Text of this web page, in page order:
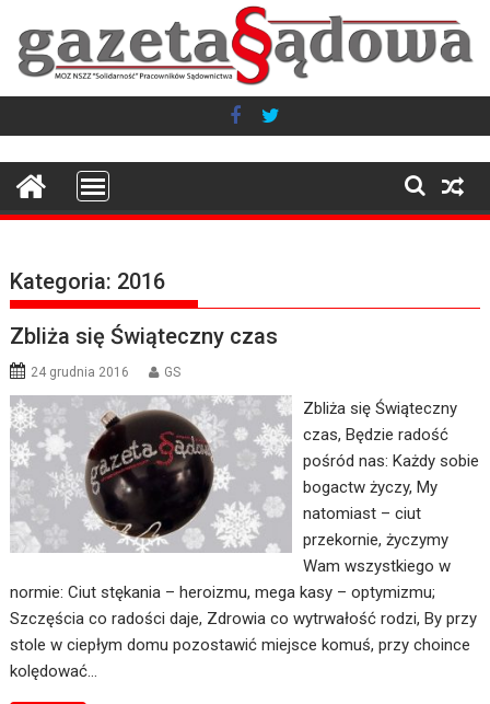
content
Kategoria: 2016
Zbliża się Świąteczny czas
24 grudnia 2016 GS
Zbliża się Świąteczny
czas, Będzie radość
pośród nas: Każdy sobie
bogactw życzy, My
natomiast – ciut
przekornie, życzymy
Wam wszystkiego w
normie: Ciut stękania – heroizmu, mega kasy – optymizmu;
Szczęścia co radości daje, Zdrowia co wytrwałość rodzi, By przy
stole w ciepłym domu pozostawić miejsce komuś, przy choince
kolędować…